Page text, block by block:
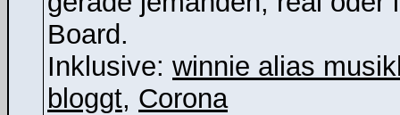
Board.
Inklusive: winnie alias
bloggt, Corona